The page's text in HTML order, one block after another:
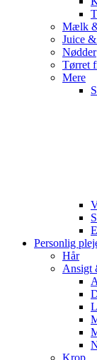
Mælk
Juice
Nødder
Tørret
Mere
Personlig
Hår
Ansigt
Krop